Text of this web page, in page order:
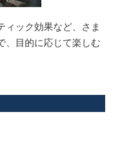
ィック効果など、さま
、目的に応じて楽しむ